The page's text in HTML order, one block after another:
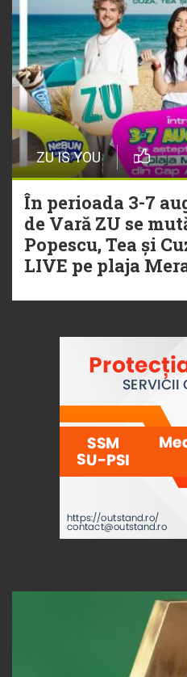
ZU IS YOU
În perioada 3-7
de Vară ZU se
Popescu, Tea și
LIVE pe plaja